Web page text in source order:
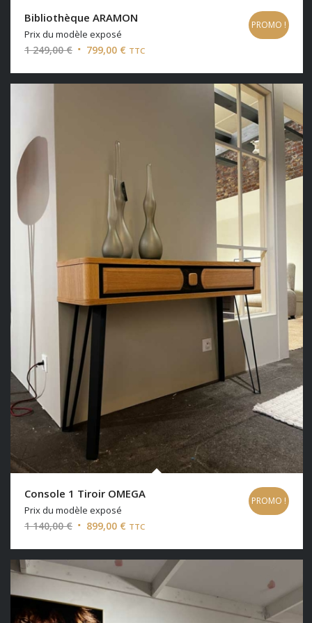
Bibliothèque ARAMON
Prix du modèle exposé
1 249,00€ Le
initial
799,00 € Le
actuel
TTC
PROMO !
Console 1 Tiroir OMEGA
Prix du modèle exposé
1 140,00€ Le
initial
était :
140,00 €.
899,00 € Le
actuel
est :
899,00 €.
TTC
PROMO !